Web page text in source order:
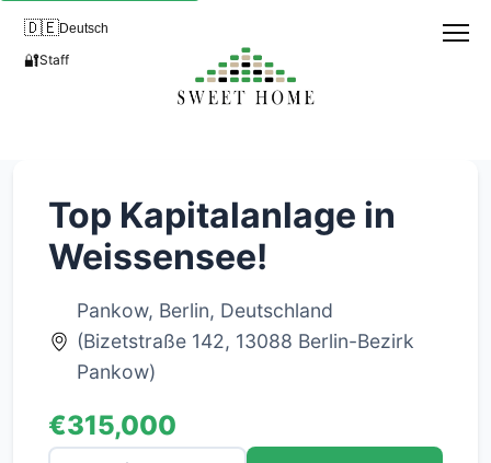
🇩🇪Deutsch
🔐Staff
Top Kapitalanlage in
Weissensee!
Pankow, Berlin, Deutschland
(Bizetstraße 142, 13088 Berlin-Bezirk
Pankow)
€315,000